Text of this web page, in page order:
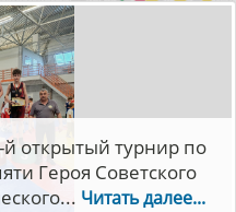
открытый турнир по
Героя Советского
Читать далее...